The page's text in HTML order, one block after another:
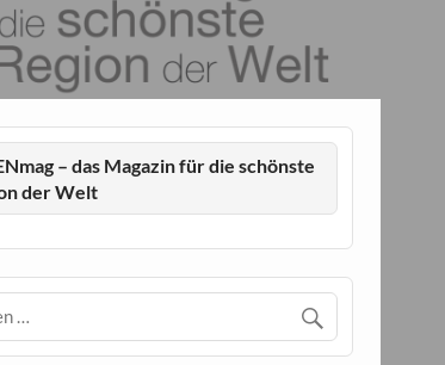
– das Magazin für die schönste
der Welt